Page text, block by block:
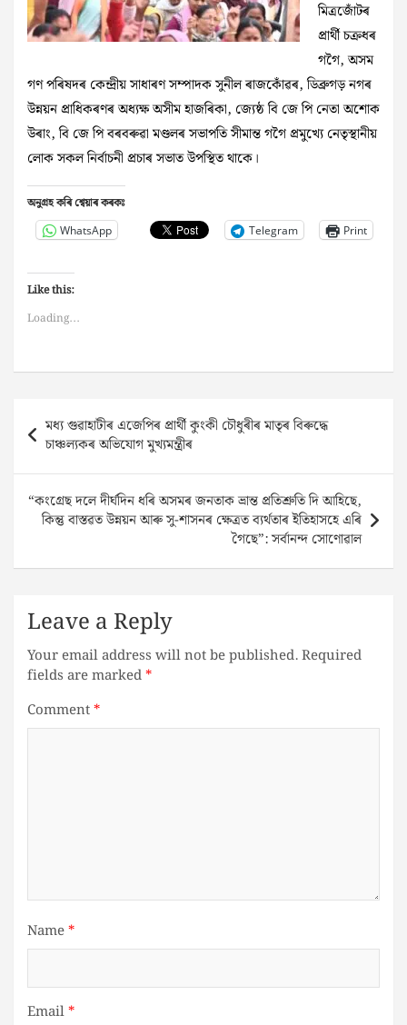
মিত্ৰজোঁটৰ
প্ৰাৰ্থী চক্ৰধৰ
গগৈ, অসম
গণ পৰিষদৰ কেন্দ্ৰীয় সাধাৰণ সম্পাদক সুনীল ৰাজকোঁৱৰ, ডিব্ৰুগড় নগৰ
উন্নয়ন প্ৰাধিকৰণৰ অধ্যক্ষ অসীম হাজৰিকা, জ্যেষ্ঠ বি জে পি নেতা অশোক
উৰাং, বি জে পি বৰবৰুৱা মণ্ডলৰ সভাপতি সীমান্ত গগৈ প্ৰমুখ্যে নেতৃস্থানীয়
লোক সকল নিৰ্বাচনী প্ৰচাৰ সভাত উপস্থিত থাকে।
অনুগ্ৰহ কৰি শ্বেয়াৰ কৰকঃ
WhatsApp Telegram Print
Like this:
Loading...
Post
navigation
মধ্য গুৱাহাটীৰ এজেপিৰ প্ৰাৰ্থী কুংকী চৌধুৰীৰ মাতৃৰ বিৰুদ্ধে
চাঞ্চল্যকৰ অভিযোগ মুখ্যমন্ত্ৰীৰ
“কংগ্ৰেছ দলে দীৰ্ঘদিন ধৰি অসমৰ জনতাক ভ্ৰান্ত প্ৰতিশ্ৰুতি দি আহিছে,
কিন্তু বাস্তৱত উন্নয়ন আৰু সু-শাসনৰ ক্ষেত্ৰত ব্যৰ্থতাৰ ইতিহাসহে এৰি
গৈছে”: সৰ্বানন্দ সোণোৱাল
Leave a Reply
Your email address will not be published.Required
fields are marked*
Comment*
Name*
Email*